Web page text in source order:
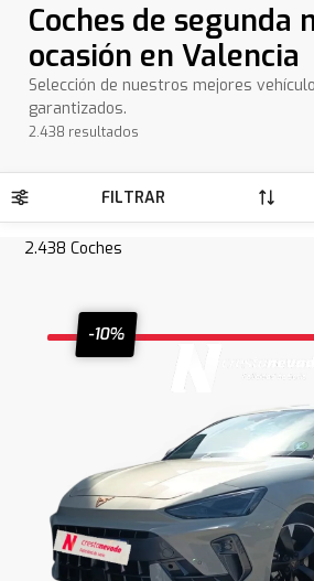
Coches de segunda
ocasión en Valencia
Selección de nuestros mejores
garantizados.
2.438 resultados
FILTRAR
2.438 Coches
-10%